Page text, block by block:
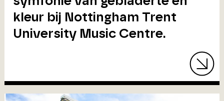
kleur bij Nottingham Trent
University Music Centre.